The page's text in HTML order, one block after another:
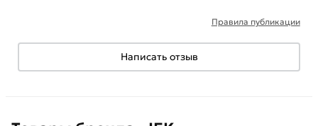
Правила публикации
Написать отзыв